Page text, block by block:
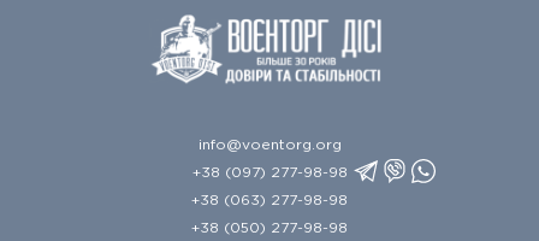
info@voentorg.org
+38 (097) 277-98-98
+38 (063) 277-98-98
+38 (050) 277-98-98